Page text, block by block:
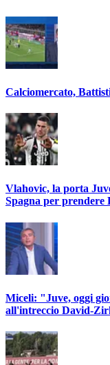
Calciomercato,
Vlahovic, la porta
Spagna per prendere
Miceli: "Juve, oggi
all'intreccio David-